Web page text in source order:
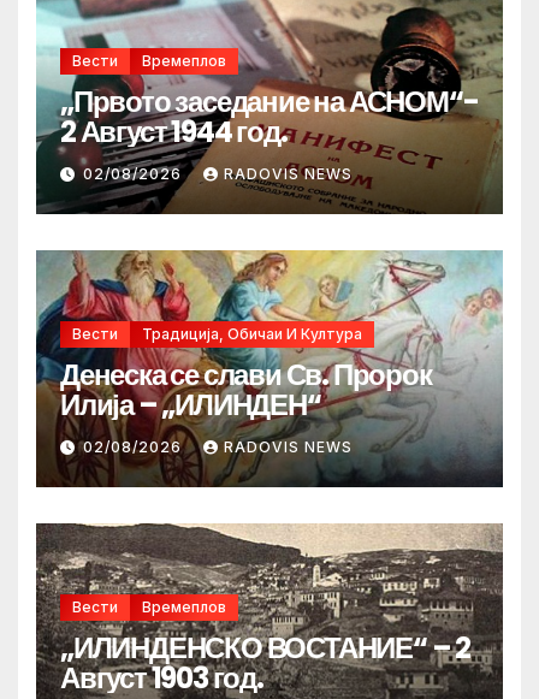
Вести Времеплов
„Првото заседание на АСНОМ“-
2 Август 1944 год.
02/08/2026 RADOVIS NEWS
Вести Традиција, Обичаи И Култура
Денеска се слави Св. Пророк
Илија – „ИЛИНДЕН“
02/08/2026 RADOVIS NEWS
Вести Времеплов
„ИЛИНДЕНСКО ВОСТАНИЕ“ – 2
Август 1903 год.